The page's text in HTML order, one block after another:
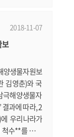
느 정도 되는
같은 국제
2018-11-07
양생물자원보
김영춘)와 국
극해양생물자
과에 따라, 2
우리나라가
수**를 확보